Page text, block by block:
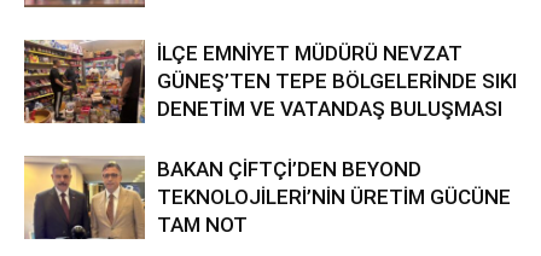
İLÇE EMNİYET MÜDÜRÜ NEVZAT
GÜNEŞ’TEN TEPE BÖLGELERİNDE SIKI
DENETİM VE VATANDAŞ BULUŞMASI
BAKAN ÇİFTÇİ’DEN BEYOND
TEKNOLOJİLERİ’NİN ÜRETİM GÜCÜNE
TAM NOT